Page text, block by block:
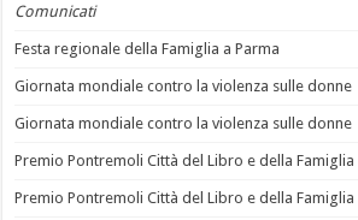
Comunicati
Festa regionale della Famiglia a Parma
Giornata mondiale contro la violenza sulle donne
Giornata mondiale contro la violenza sulle donne
Premio Pontremoli Città del Libro e della Famiglia
Premio Pontremoli Città del Libro e della Famiglia